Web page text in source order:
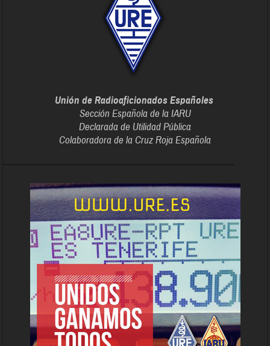
Unión de Radioaficionados Españoles
Sección Española de la IARU
Declarada de Utilidad Pública
Colaboradora de la Cruz Roja Española